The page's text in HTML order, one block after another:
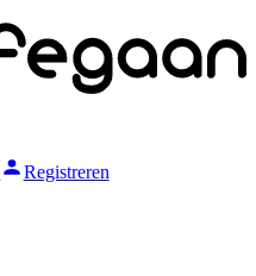
Registreren